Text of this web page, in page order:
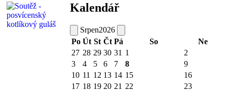
Kalendář
Srpen2026
Po Út St Čt Pá So
Ne
27 28 29 30 31 1
2
3
4 5 6 7 8
9
10 11 12 13 14 15
16
17 18 19 20 21 22 23